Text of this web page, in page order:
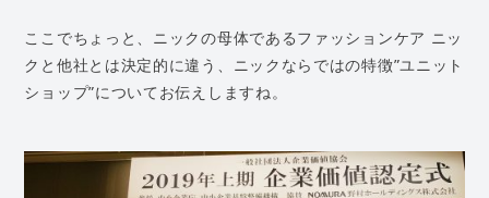
ここでちょっと、ニックの母体であるファッションケア ニッ
クと他社とは決定的に違う、ニックならではの特徴”ユニット
ショップ”についてお伝えしますね。